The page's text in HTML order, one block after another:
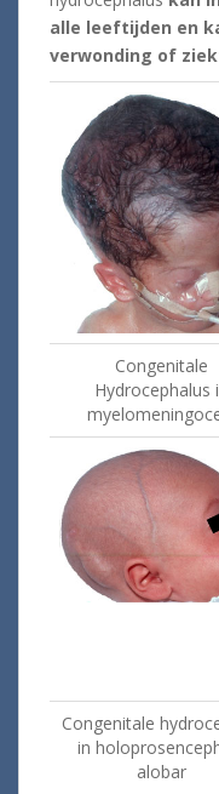
alle leeftijden en
verwonding of
Congenitale
Hydrocephalus
Congenitale
in
alobar